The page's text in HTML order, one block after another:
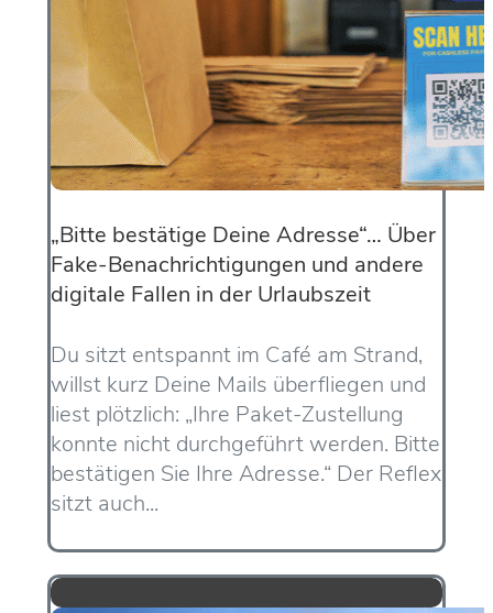
„Bitte bestätige Deine Adresse“… Über
Fake-Benachrichtigungen und andere
digitale Fallen in der Urlaubszeit
Du sitzt entspannt im Café am Strand,
willst kurz Deine Mails überfliegen und
liest plötzlich: „Ihre Paket-Zustellung
konnte nicht durchgeführt werden. Bitte
bestätigen Sie Ihre Adresse.“ Der Reflex
sitzt auch...